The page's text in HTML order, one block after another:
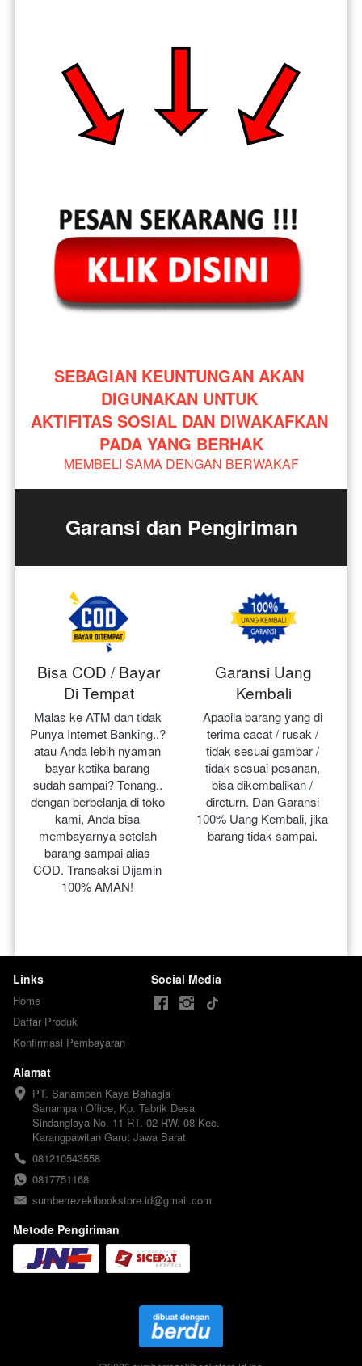
SEBAGIAN KEUNTUNGAN AKAN
DIGUNAKAN UNTUK
AKTIFITAS SOSIAL DAN DIWAKAFKAN
PADA YANG BERHAK
MEMBELI SAMA DENGAN BERWAKAF
Garansi dan Pengiriman
Bisa COD / Bayar
Di Tempat
Malas ke ATM dan tidak
Punya Internet Banking..?
atau Anda lebih nyaman
bayar ketika barang
sudah sampai? Tenang..
dengan berbelanja di toko
kami, Anda bisa
membayarnya setelah
barang sampai alias
COD. Transaksi Dijamin
100% AMAN!
Garansi Uang
Kembali
Apabila barang yang di
terima cacat / rusak /
tidak sesuai gambar /
tidak sesuai pesanan,
bisa dikembalikan /
direturn. Dan Garansi
100% Uang Kembali, jika
barang tidak sampai.
Links
Home
Daftar Produk
Konfirmasi Pembayaran
Social Media
Alamat
PT. Sanampan Kaya Bahagia
Sanampan Office, Kp. Tabrik Desa
Sindanglaya No. 11 RT. 02 RW. 08 Kec.
Karangpawitan Garut Jawa Barat
081210543558
0817751168
sumberrezekibookstore.id@gmail.com
Metode Pengiriman